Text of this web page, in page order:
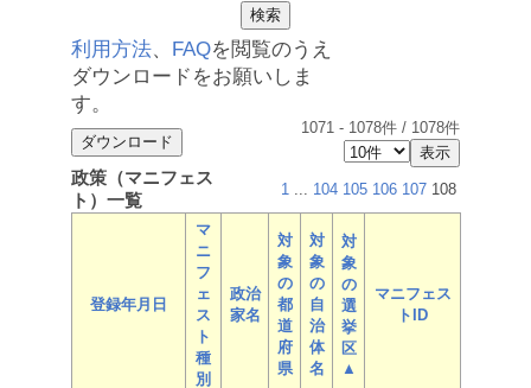
利用方法、 FAQを閲覧のうえ
ダウンロードをお願いしま
す。
1071 - 1078件 / 1078件
政策（マニフェス
ト）一覧
1 ... 104 105 106 107 108
登録年月日
マ
ニ
フ
ェ
ス
ト
種
別
政治
家名
対
象
の
都
道
府
県
対
象
の
自
治
体
名
対
象
の
選
挙
区
▲
マニフェス
トID